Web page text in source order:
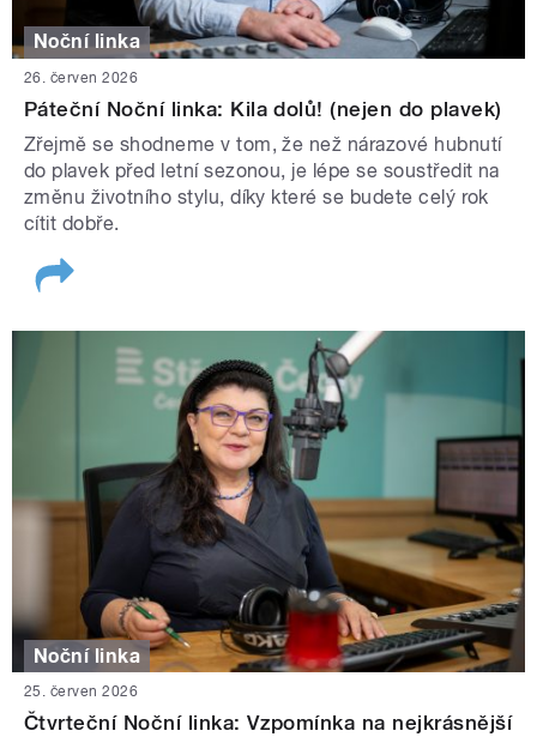
Noční linka
26. červen 2026
Páteční Noční linka: Kila dolů! (nejen do plavek)
Zřejmě se shodneme v tom, že než nárazové hubnutí
do plavek před letní sezonou, je lépe se soustředit na
změnu životního stylu, díky které se budete celý rok
cítit dobře.
Noční linka
25. červen 2026
Čtvrteční Noční linka: Vzpomínka na nejkrásnější